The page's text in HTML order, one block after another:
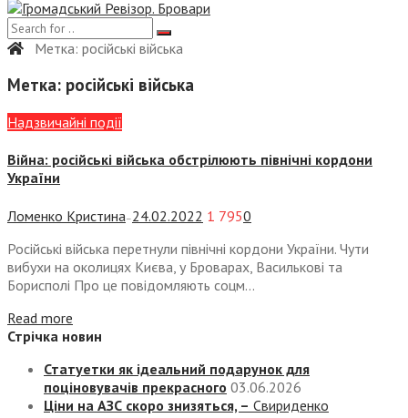
Метка: російські війська
Метка: російські війська
Надзвичайні події
Війна: російські війська обстрілюють північні кордони
України
Ломенко Кристина — 24.02.2022 1 7950
Російські війська перетнули північні кордони України. Чути
вибухи на околицях Києва, у Броварах, Василькові та
Борисполі Про це повідомляють соцм...
Read more
Стрічка новин
Статуетки як ідеальний подарунок для
поціновувачів прекрасного 03.06.2026
Ціни на АЗС скоро знизяться, – Свириденко